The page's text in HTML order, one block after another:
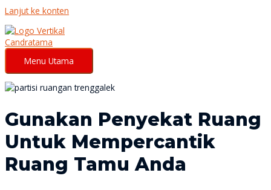
Lanjut ke konten
Menu Utama
Gunakan Penyekat Ruang
Untuk Mempercantik
Ruang Tamu Anda